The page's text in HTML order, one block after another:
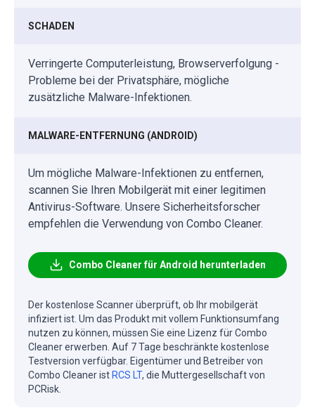
SCHADEN
Verringerte Computerleistung, Browserverfolgung -
Probleme bei der Privatsphäre, mögliche
zusätzliche Malware-Infektionen.
MALWARE-ENTFERNUNG (ANDROID)
Um mögliche Malware-Infektionen zu entfernen,
scannen Sie Ihren Mobilgerät mit einer legitimen
Antivirus-Software. Unsere Sicherheitsforscher
empfehlen die Verwendung von Combo Cleaner.
Combo Cleaner für Android herunterladen
Der kostenlose Scanner überprüft, ob Ihr mobilgerät
infiziert ist. Um das Produkt mit vollem Funktionsumfang
nutzen zu können, müssen Sie eine Lizenz für Combo
Cleaner erwerben. Auf 7 Tage beschränkte kostenlose
Testversion verfügbar. Eigentümer und Betreiber von
Combo Cleaner ist RCS LT, die Muttergesellschaft von
PCRisk.